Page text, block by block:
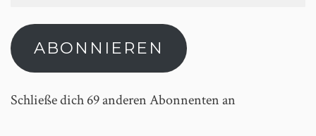
ABONNIEREN
Schließe dich 69 anderen Abonnenten an